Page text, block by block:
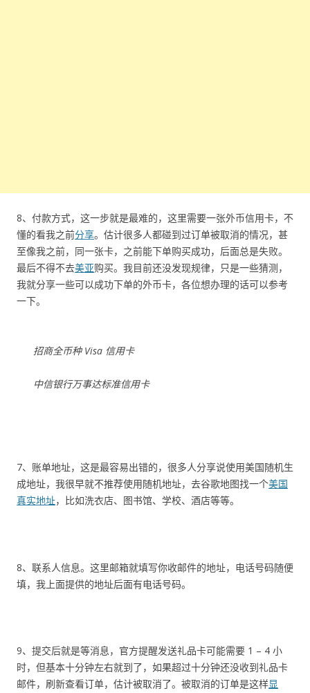
8、付款方式，这一步就是最难的，这里需要一张外币信用卡，不
懂的看我之前分享。估计很多人都碰到过订单被取消的情况，甚
至像我之前，同一张卡，之前能下单购买成功，后面总是失败。
最后不得不去美亚购买。我目前还没发现规律，只是一些猜测，
我就分享一些可以成功下单的外币卡，各位想办理的话可以参考
一下。
招商全币种 Visa 信用卡
中信银行万事达标准信用卡
7、账单地址，这是最容易出错的，很多人分享说使用美国随机生
成地址，我很早就不推荐使用随机地址，去谷歌地图找一个美国
真实地址，比如洗衣店、图书馆、学校、酒店等等。
8、联系人信息。这里邮箱就填写你收邮件的地址，电话号码随便
填，我上面提供的地址后面有电话号码。
9、提交后就是等消息，官方提醒发送礼品卡可能需要 1 – 4 小
时，但基本十分钟左右就到了，如果超过十分钟还没收到礼品卡
邮件，刷新查看订单，估计被取消了。被取消的订单是这样显